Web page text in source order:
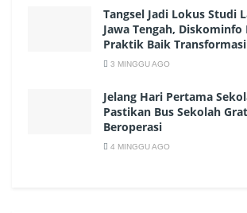
Tangsel Jadi Lokus Studi
Jawa Tengah, Diskominfo
Praktik Baik
3 MINGGU AGO
Jelang Hari Pertama
Pastikan Bus Sekolah
Beroperasi
4 MINGGU AGO